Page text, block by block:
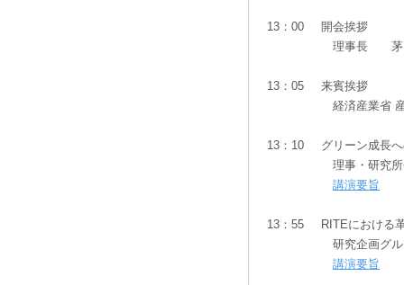
13：00
開会挨拶
理事長 茅
13：05
来賓挨拶
経済産業省
13：10
グリーン成長
理事・研究
講演要旨
13：55
RITEにおける
研究企画グ
講演要旨